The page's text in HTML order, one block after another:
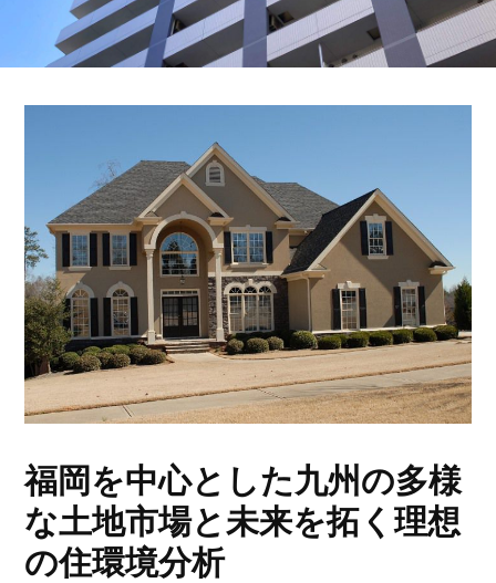
福岡を中心とした九州の多様
な土地市場と未来を拓く理想
の住環境分析